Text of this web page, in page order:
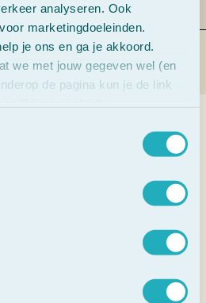
analyseren. Ook
marketingdoeleinden.
je ons en ga je akkoord.
we met jouw gegeven wel (en
de pagina kun je de link
vragen
Bloesems